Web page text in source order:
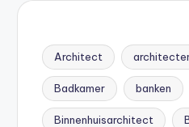
Architect
Badkamer banken
Binnenhuisarchitect